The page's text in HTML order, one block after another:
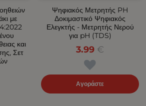
με
και
Σετ
Ψηφιακός Μετρητής PH
Δοκιμαστικό Ψηφιακός
Ελεγκτής - Μετρητής Νερού
για pH (TDS)
3.99 €
Αγοράστε